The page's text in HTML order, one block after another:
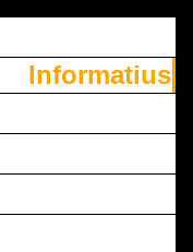
Informatius